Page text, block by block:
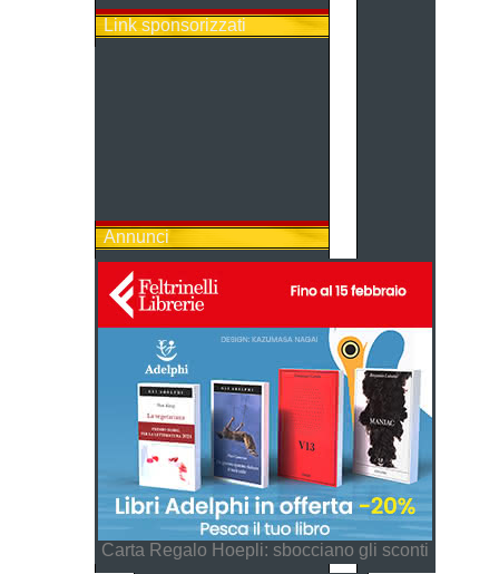
Link sponsorizzati
Annunci
Carta Regalo Hoepli: sbocciano gli sconti